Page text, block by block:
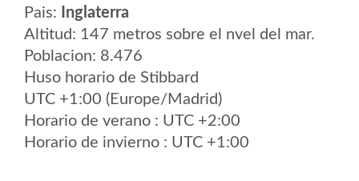
Pais:
Inglaterra
Altitud: 147 metros sobre el nvel del mar.
Poblacion: 8.476
Huso horario de Stibbard
UTC +1:00 (Europe/Madrid)
Horario de verano : UTC +2:00
Horario de invierno : UTC +1:00